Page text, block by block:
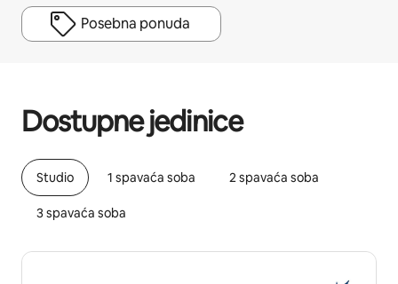
Posebna ponuda
Dostupne jedinice
Studio 1 spavaća soba 2 spavaća soba
3 spavaća soba